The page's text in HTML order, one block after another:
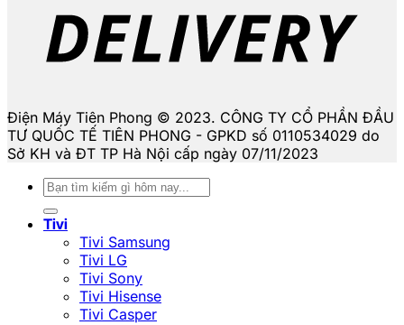
Điện Máy Tiên Phong © 2023. CÔNG TY CỔ PHẦN ĐẦU
TƯ QUỐC TẾ TIÊN PHONG - GPKD số 0110534029 do
Sở KH và ĐT TP Hà Nội cấp ngày 07/11/2023
Tìm
kiếm:
Tivi
Tivi Samsung
Tivi LG
Tivi Sony
Tivi Hisense
Tivi Casper